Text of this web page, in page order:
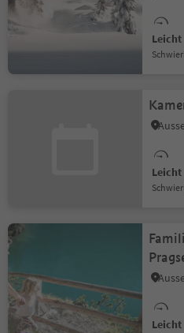
Leicht
Leicht
Leicht